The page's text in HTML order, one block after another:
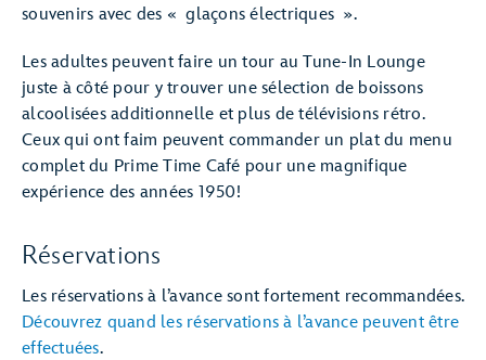
souvenirs avec des « glaçons électriques ».
Les adultes peuvent faire un tour au Tune-In Lounge
juste à côté pour y trouver une sélection de boissons
alcoolisées additionnelle et plus de télévisions rétro.
Ceux qui ont faim peuvent commander un plat du menu
complet du Prime Time Café pour une magnifique
expérience des années 1950!
Réservations
Les réservations à l’avance sont fortement recommandées.
Découvrez quand les réservations à l’avance peuvent être
effectuées.